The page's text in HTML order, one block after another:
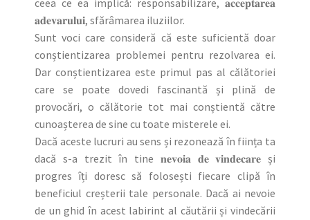
ceea ce ea implică: responsabilizare, 𝐚𝐜𝐜𝐞𝐩𝐭𝐚𝐫𝐞𝐚
𝐚𝐝𝐞𝐯𝐚𝐫𝐮𝐥𝐮𝐢, sfărâmarea iluziilor.
Sunt voci care consideră că este suficientă doar
conștientizarea problemei pentru rezolvarea ei.
Dar conștientizarea este primul pas al călătoriei
care se poate dovedi fascinantă și plină de
provocări, o călătorie tot mai conștientă către
cunoașterea de sine cu toate misterele ei.
Dacă aceste lucruri au sens și rezonează în ființa ta
dacă s-a trezit în tine 𝐧𝐞𝐯𝐨𝐢𝐚 𝐝𝐞 𝐯𝐢𝐧𝐝𝐞𝐜𝐚𝐫𝐞 și
progres îți doresc să folosești fiecare clipă în
beneficiul creșterii tale personale. Dacă ai nevoie
de un ghid în acest labirint al căutării și vindecării